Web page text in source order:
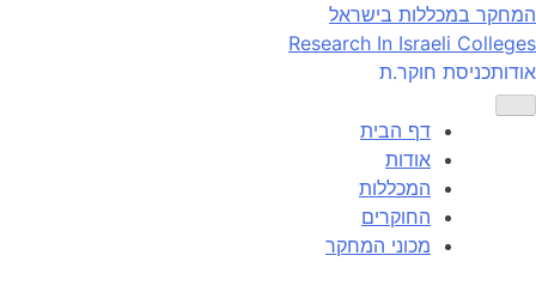
Skip
to
content
המחקר במכללות בישראל
Research In Israeli Colleges
אודותכניסת חוקר.ת
דף הבית
אודות
המכללות
החוקרים
מכוני המחקר